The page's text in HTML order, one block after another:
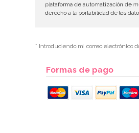
plataforma de automatización de
derecho a la portabilidad de los
* Introduciendo mi correo electrónico
Formas de pago